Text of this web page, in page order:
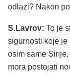
odlazi? Nakon
S.Lavrov: To je
sigurnosti koje je
osim same
mora postojati